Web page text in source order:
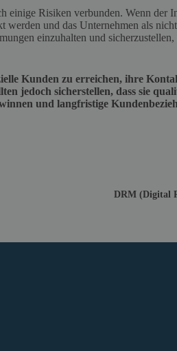
Risiken verbunden. Wenn der
und das Unternehmen als
einzuhalten und sicherzustellen,
Kunden zu erreichen, ihre
jedoch sicherstellen, dass sie
und langfristige
DRM (Digital